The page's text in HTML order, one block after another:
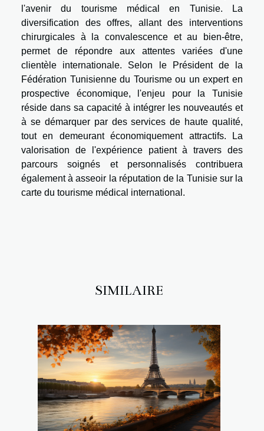
l'avenir du tourisme médical en Tunisie. La
diversification des offres, allant des interventions
chirurgicales à la convalescence et au bien-être,
permet de répondre aux attentes variées d'une
clientèle internationale. Selon le Président de la
Fédération Tunisienne du Tourisme ou un expert en
prospective économique, l'enjeu pour la Tunisie
réside dans sa capacité à intégrer les nouveautés et
à se démarquer par des services de haute qualité,
tout en demeurant économiquement attractifs. La
valorisation de l'expérience patient à travers des
parcours soignés et personnalisés contribuera
également à asseoir la réputation de la Tunisie sur la
carte du tourisme médical international.
SIMILAIRE